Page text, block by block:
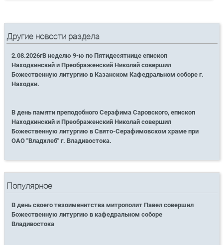
Другие новости раздела
2.08.2026гВ неделю 9-ю по Пятидесятнице епископ
Находкинский и Преображенский Николай совершил
Божественную литургию в Казанском Кафедральном соборе г.
Находки.
В день памяти преподобного Серафима Саровского, епископ
Находкинский и Преображенский Николай совершил
Божественную литургию в Свято-Серафимовском храме при
ОАО "Владхлеб" г. Владивостока.
Популярное
В день своего тезоименитства митрополит Павел совершил
Божественную литургию в кафедральном соборе
Владивостока